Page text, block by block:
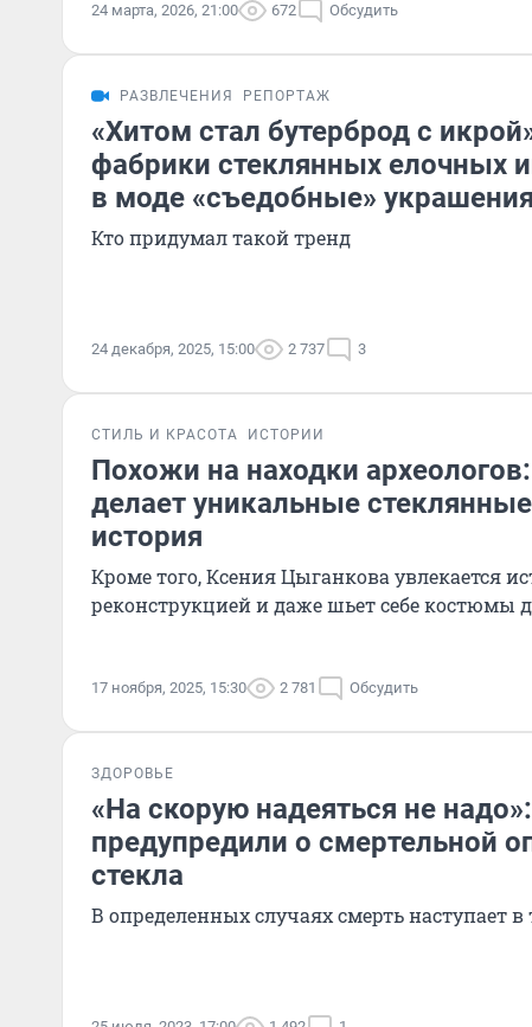
24 марта, 2026, 21:00 672 Обсудить
РАЗВЛЕЧЕНИЯ РЕПОРТАЖ
«Хитом стал бутерброд с
фабрики стеклянных елочных
в моде «съедобные» украшения
Кто придумал такой тренд
24 декабря, 2025, 15:00 2 737 3
СТИЛЬ И КРАСОТА ИСТОРИИ
Похожи на находки
делает уникальные
история
Кроме того, Ксения Цыганкова увлекается
реконструкцией и даже шьет себе костюмы
17 ноября, 2025, 15:30 2 781 Обсудить
ЗДОРОВЬЕ
«На скорую надеяться не
предупредили о смертельной
стекла
В определенных случаях смерть наступает